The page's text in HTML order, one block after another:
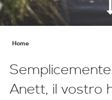
Home
Anett, il vostro